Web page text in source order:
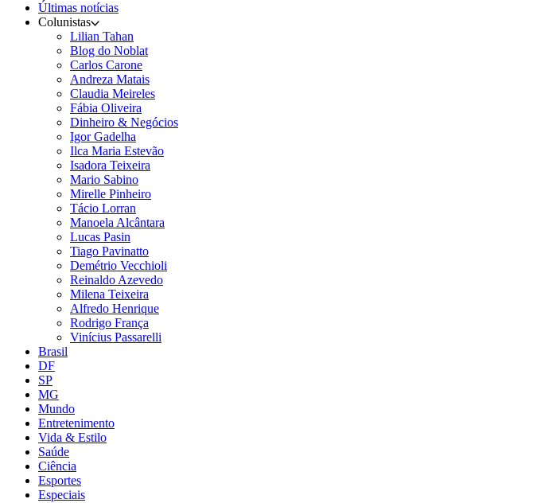
Últimas notícias
Colunistas
Lilian Tahan
Blog do Noblat
Carlos Carone
Andreza Matais
Claudia Meireles
Fábia Oliveira
Dinheiro & Negócios
Igor Gadelha
Ilca Maria Estevão
Isadora Teixeira
Mario Sabino
Mirelle Pinheiro
Tácio Lorran
Manoela Alcântara
Lucas Pasin
Tiago Pavinatto
Demétrio Vecchioli
Reinaldo Azevedo
Milena Teixeira
Alfredo Henrique
Rodrigo França
Vinícius Passarelli
Brasil
DF
SP
MG
Mundo
Entretenimento
Vida & Estilo
Saúde
Ciência
Esportes
Especiais